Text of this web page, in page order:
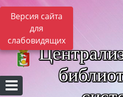
Версия сайта
для
слабовидящих